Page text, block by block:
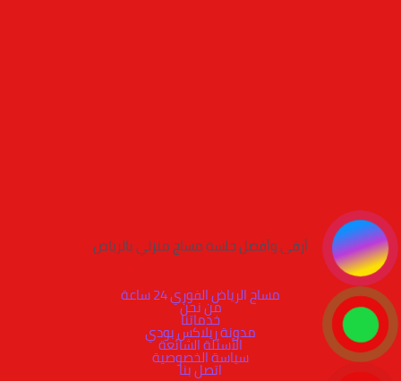
أرقى وأفضل جلسة مساج منزلي بالرياض
مساج الرياض الفوري 24 ساعة
من نحن
خدماتنا
مدونة ريلاكس بودي
الأسئلة الشائعة
سياسة الخصوصية
اتصل بنا